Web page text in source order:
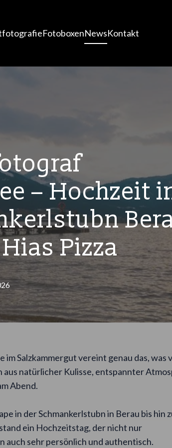
FotoboxenNewsKontakt
– Hochzeit
Pizza
Salzkammergut vereint genau das, was
aus natürlicher Kulisse, entspannter
Abend.
in der Schmankerlstubn in Berau bis hin
ein Hochzeitstag, der nicht nur
auch sehr persönlich und authentisch.